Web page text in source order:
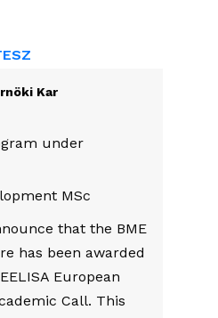
Kar
under
MSc
that the BME
has been awarded
European
Call. This